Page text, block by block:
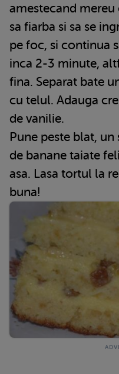
amestecand
sa fiarba si sa se
pe foc, si continua
inca 2-3 minute,
fina. Separat bate
cu telul. Adauga
de vanilie.
Pune peste blat,
de banane taiate
asa. Lasa tortul la
buna!